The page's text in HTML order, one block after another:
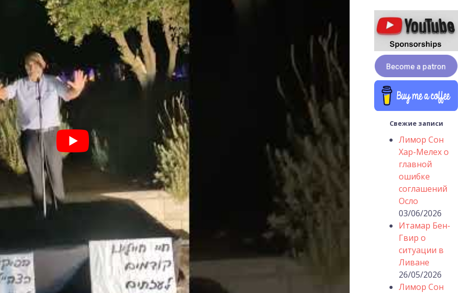
Свежие записи
Лимор Сон
Хар-Мелех о
главной
ошибке
соглашений
Осло
03/06/2026
Итамар Бен-
Гвир о
ситуации в
Ливане
26/05/2026
Лимор Сон